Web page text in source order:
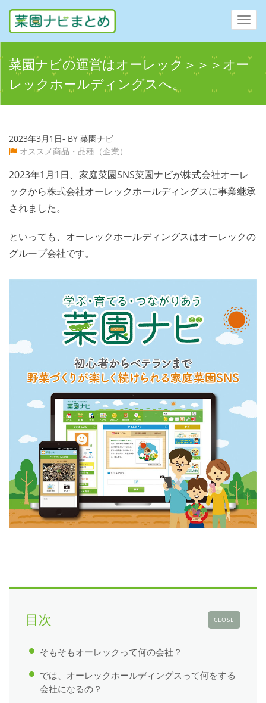
菜園ナビの運営はオーレック＞＞＞オー
レックホールディングスへ。
2023年3月1日- BY 菜園ナビ
オススメ商品・品種（企業）
2023年1月1日、家庭菜園SNS菜園ナビが株式会社オーレ
ックから株式会社オーレックホールディングスに事業継承
されました。
といっても、オーレックホールディングスはオーレックの
グループ会社です。
CLOSE
目次
そもそもオーレックって何の会社？
では、オーレックホールディングスって何をする
会社になるの？